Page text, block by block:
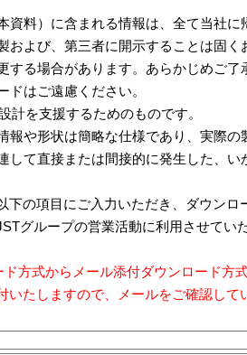
資料）に含まれる情報は、全て当社に
および、第三者に開示することは固く
する場合があります。あらかじめご了
ドはご遠慮ください。
計を支援するためのものです。
や形状は簡略な仕様であり、実際の
て直接または間接的に発生した、い
の項目にご入力いただき、ダウンロ
グループの営業活動に利用させてい
方式からメール添付ダウンロード方
いたしますので、メールをご確認して